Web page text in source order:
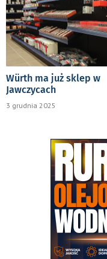
Würth ma już sklep w
Jawczycach
3 grudnia 2025